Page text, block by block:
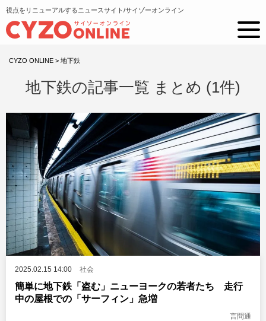
視点をリニューアルするニュースサイト/サイゾーオンライン
CYZO ONLINE > 地下鉄
地下鉄の記事一覧 まとめ (1件)
2025.02.15 14:00 社会
簡単に地下鉄「盗む」ニューヨークの若者たち 走行
中の屋根での「サーフィン」急増
言問通